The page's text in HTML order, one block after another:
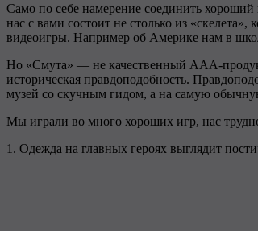
Само по себе намерение соединить хороший
нас с вами состоит не столько из
видеоигры. Например об Америке нам в
Но «Смута» — не качественный ААА-
историческая правдоподобность.
музей со скучным гидом, а на самую
Мы играли во много хороших игр, нас
1. Одежда на главных героях выглядит